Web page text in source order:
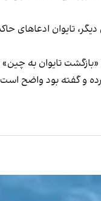
در سوی دیگر،
تایوان به